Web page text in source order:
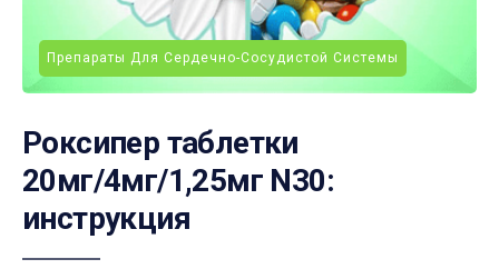
Препараты Для Сердечно-Сосудистой Системы
Роксипер таблетки
20мг/4мг/1,25мг N30:
инструкция